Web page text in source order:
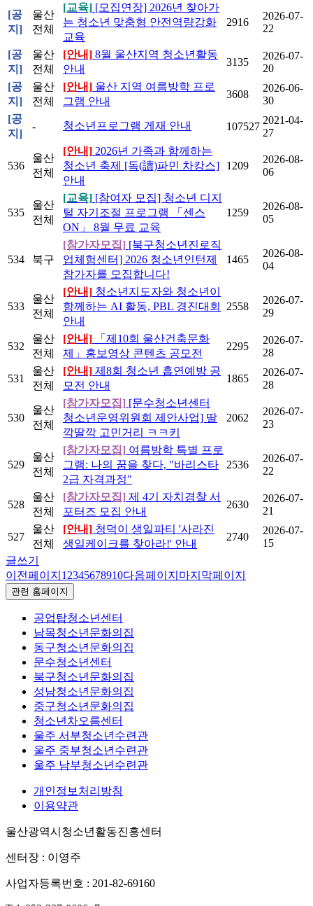
[공
지]
울산
전체
[교육] [모집연장] 2026년 찾아가
는 청소년 맞춤형 안전역량강화
교육
2916
2026-07-
22
[공
지]
울산
전체
[안내] 8월 울산지역 청소년활동
안내
3135
2026-07-
20
[공
지]
울산
전체
[안내] 울산 지역 여름방학 프로
그램 안내
3608
2026-06-
30
[공
지]
- 청소년프로그램 게재 안내 107527
2021-04-
27
536
울산
전체
[안내] 2026년 가족과 함께하는
청소년 축제 [독(讀)파민 차캉스]
안내
1209
2026-08-
06
535
울산
전체
[교육] [참여자 모집] 청소년 디지
털 자기조절 프로그램 「센스
ON」 8월 무료 교육
1259
2026-08-
05
534 북구
[참가자모집] [북구청소년진로직
업체험센터] 2026 청소년인턴제
참가자를 모집합니다!
1465
2026-08-
04
533
울산
전체
[안내] 청소년지도자와 청소년이
함께하는 AI 활동, PBL 경진대회
안내
2558
2026-07-
29
532
울산
전체
[안내] 「제10회 울산건축문화
제」홍보영상 콘텐츠 공모전
2295
2026-07-
28
531
울산
전체
[안내] 제8회 청소년 흡연예방 공
모전 안내
1865
2026-07-
28
530
울산
전체
[참가자모집] [문수청소년센터
청소년운영위원회 제안사업] 딸
깍딸깍 고민거리 ㅋㅋ키
2062
2026-07-
23
529
울산
전체
[참가자모집] 여름방학 특별 프로
그램: 나의 꿈을 찾다, "바리스타
2급 자격과정"
2536
2026-07-
22
528
울산
전체
[참가자모집] 제 4기 자치경찰 서
포터즈 모집 안내
2630
2026-07-
21
527
울산
전체
[안내] 청덕이 생일파티 '사라진
생일케이크를 찾아라!' 안내
2740
2026-07-
15
글쓰기
이전페이지 1 2345678910다음페이지 마지막페이지
관련 홈페이지
공업탑청소년센터
남목청소년문화의집
동구청소년문화의집
문수청소년센터
북구청소년문화의집
성남청소년문화의집
중구청소년문화의집
청소년차오름센터
울주 서부청소년수련관
울주 중부청소년수련관
울주 남부청소년수련관
개인정보처리방침
이용약관
울산광역시청소년활동진흥센터
센터장 : 이영주
사업자등록번호 : 201-82-69160